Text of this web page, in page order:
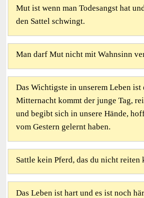
Mut ist wenn man Todesangst hat
den Sattel schwingt.
Man darf Mut nicht mit Wahnsinn
Das Wichtigste in unserem Leben ist
Mitternacht kommt der junge Tag,
und begibt sich in unsere Hände,
vom Gestern gelernt haben.
Sattle kein Pferd, das du nicht reiten
Das Leben ist hart und es ist noch